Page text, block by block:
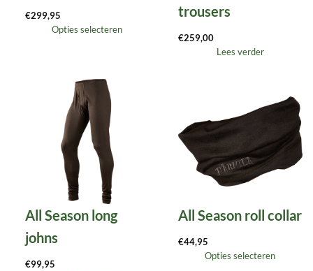
€299,95
Opties selecteren
trousers
€259,00
Lees verder
All Season long
johns
€99,95
All Season roll collar
€44,95
Opties selecteren